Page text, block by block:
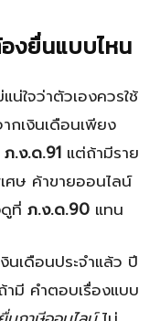
องยื่นแบบไหน
ใจว่าตัวเองควรใช้
กเงินเดือนเพียง
ภ.ง.ด.91 แต่ถ้ามีราย
ศษ ค้าขายออนไลน์
ที่ ภ.ง.ด.90 แทน
นเดือนประจำแล้ว ปี
ามี คำตอบเรื่องแบบ